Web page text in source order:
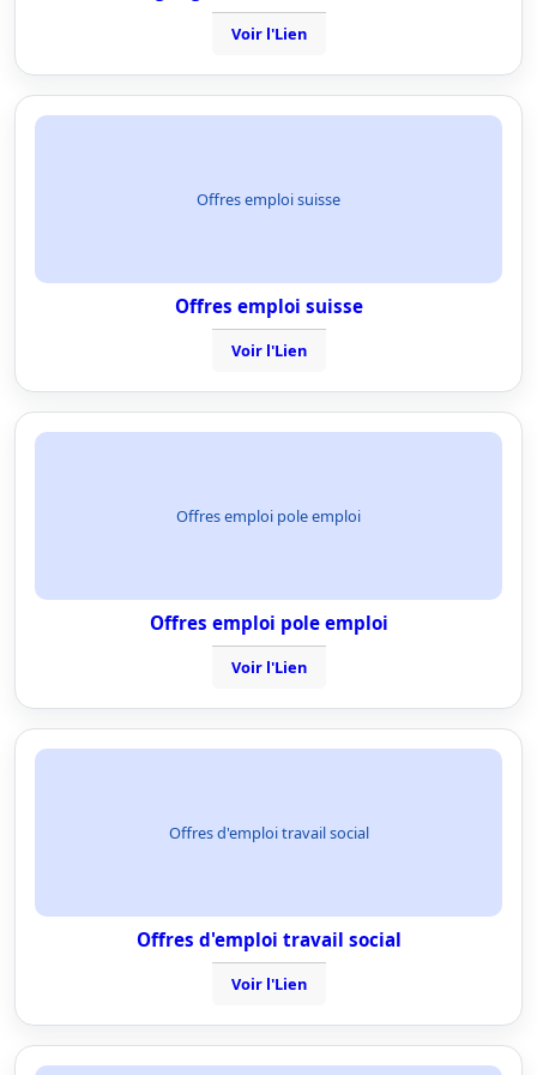
Voir l'Lien
Offres emploi suisse
Offres emploi suisse
Voir l'Lien
Offres emploi pole emploi
Offres emploi pole emploi
Voir l'Lien
Offres d'emploi travail social
Offres d'emploi travail social
Voir l'Lien